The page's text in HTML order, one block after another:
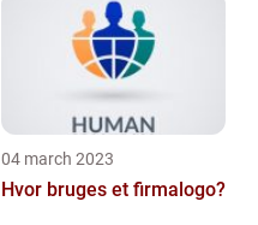
04 march 2023
Hvor bruges et firmalogo?